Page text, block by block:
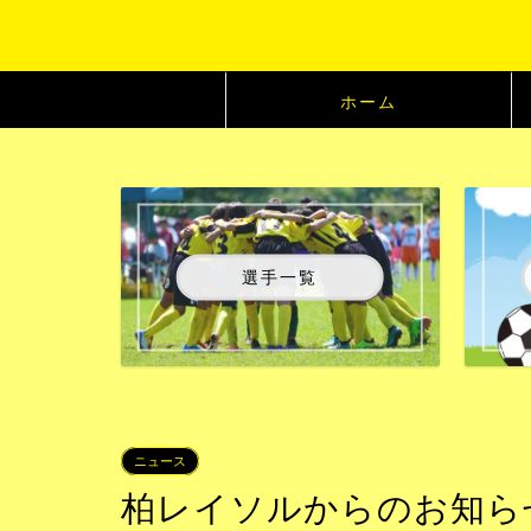
ホーム
選手一覧
ニュース
柏レイソルからのお知